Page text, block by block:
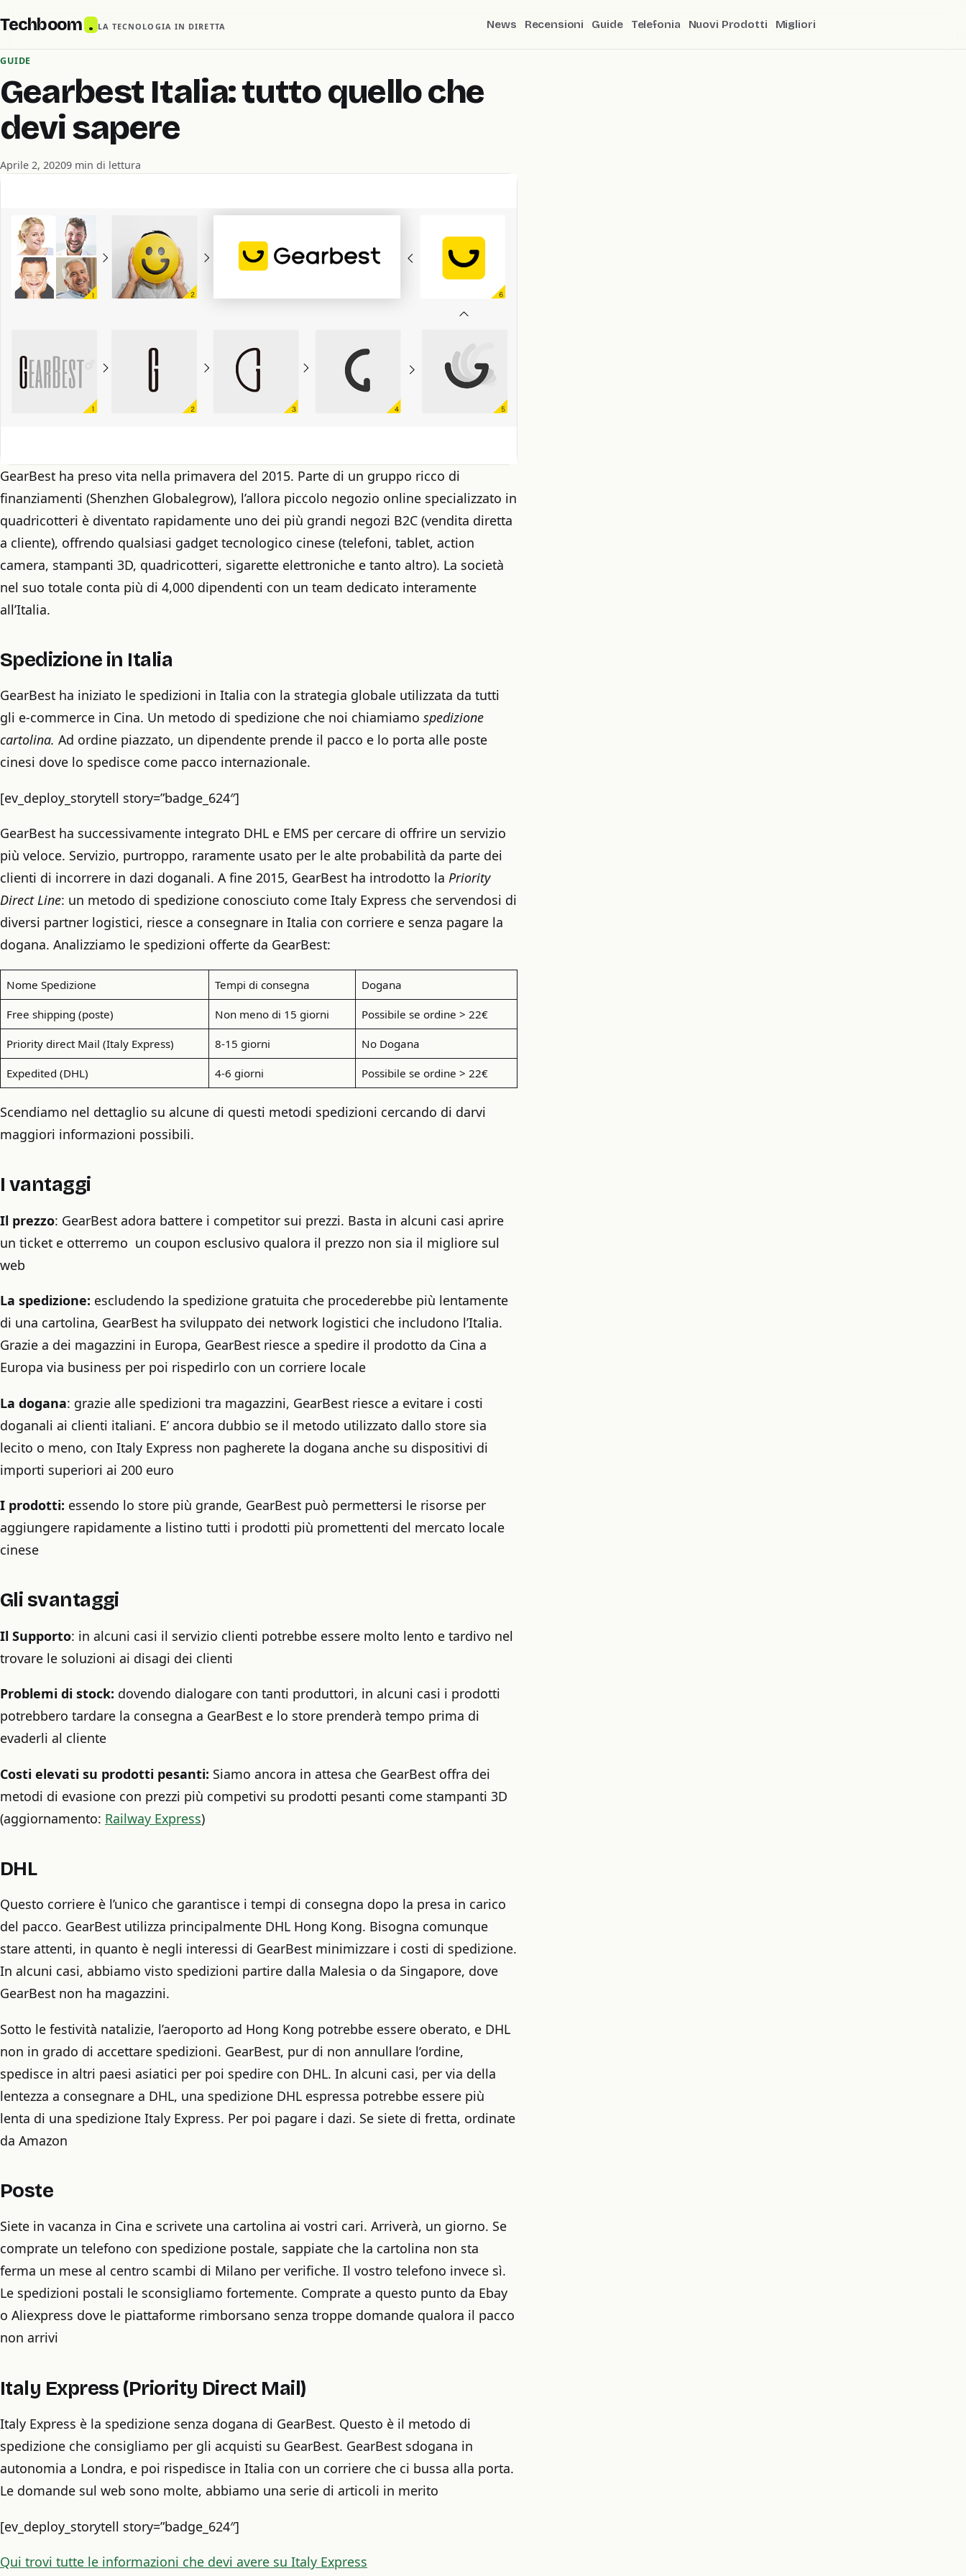
Techboom . LA TECNOLOGIA IN DIRETTA News Recensioni Guide Telefonia Nuovi Prodotti Migliori
GUIDE
Gearbest Italia: tutto quello che
devi sapere
Aprile 2, 20209 min di lettura
GearBest ha preso vita nella primavera del 2015. Parte di un gruppo ricco di
finanziamenti (Shenzhen Globalegrow), l’allora piccolo negozio online specializzato in
quadricotteri è diventato rapidamente uno dei più grandi negozi B2C (vendita diretta
a cliente), offrendo qualsiasi gadget tecnologico cinese (telefoni, tablet, action
camera, stampanti 3D, quadricotteri, sigarette elettroniche e tanto altro). La società
nel suo totale conta più di 4,000 dipendenti con un team dedicato interamente
all’Italia.
Spedizione in Italia
GearBest ha iniziato le spedizioni in Italia con la strategia globale utilizzata da tutti
gli e-commerce in Cina. Un metodo di spedizione che noi chiamiamo spedizione
cartolina. Ad ordine piazzato, un dipendente prende il pacco e lo porta alle poste
cinesi dove lo spedisce come pacco internazionale.
[ev_deploy_storytell story=”badge_624″]
GearBest ha successivamente integrato DHL e EMS per cercare di offrire un servizio
più veloce. Servizio, purtroppo, raramente usato per le alte probabilità da parte dei
clienti di incorrere in dazi doganali. A fine 2015, GearBest ha introdotto la Priority
Direct Line: un metodo di spedizione conosciuto come Italy Express che servendosi di
diversi partner logistici, riesce a consegnare in Italia con corriere e senza pagare la
dogana. Analizziamo le spedizioni offerte da GearBest:
Nome Spedizione Tempi di consegna Dogana
Free shipping (poste) Non meno di 15 giorni Possibile se ordine > 22€
Priority direct Mail (Italy Express) 8-15 giorni No Dogana
Expedited (DHL) 4-6 giorni Possibile se ordine > 22€
Scendiamo nel dettaglio su alcune di questi metodi spedizioni cercando di darvi
maggiori informazioni possibili.
I vantaggi
Il prezzo: GearBest adora battere i competitor sui prezzi. Basta in alcuni casi aprire
un ticket e otterremo un coupon esclusivo qualora il prezzo non sia il migliore sul
web
La spedizione: escludendo la spedizione gratuita che procederebbe più lentamente
di una cartolina, GearBest ha sviluppato dei network logistici che includono l’Italia.
Grazie a dei magazzini in Europa, GearBest riesce a spedire il prodotto da Cina a
Europa via business per poi rispedirlo con un corriere locale
La dogana: grazie alle spedizioni tra magazzini, GearBest riesce a evitare i costi
doganali ai clienti italiani. E’ ancora dubbio se il metodo utilizzato dallo store sia
lecito o meno, con Italy Express non pagherete la dogana anche su dispositivi di
importi superiori ai 200 euro
I prodotti: essendo lo store più grande, GearBest può permettersi le risorse per
aggiungere rapidamente a listino tutti i prodotti più promettenti del mercato locale
cinese
Gli svantaggi
Il Supporto: in alcuni casi il servizio clienti potrebbe essere molto lento e tardivo nel
trovare le soluzioni ai disagi dei clienti
Problemi di stock: dovendo dialogare con tanti produttori, in alcuni casi i prodotti
potrebbero tardare la consegna a GearBest e lo store prenderà tempo prima di
evaderli al cliente
Costi elevati su prodotti pesanti: Siamo ancora in attesa che GearBest offra dei
metodi di evasione con prezzi più competivi su prodotti pesanti come stampanti 3D
(aggiornamento: Railway Express)
DHL
Questo corriere è l’unico che garantisce i tempi di consegna dopo la presa in carico
del pacco. GearBest utilizza principalmente DHL Hong Kong. Bisogna comunque
stare attenti, in quanto è negli interessi di GearBest minimizzare i costi di spedizione.
In alcuni casi, abbiamo visto spedizioni partire dalla Malesia o da Singapore, dove
GearBest non ha magazzini.
Sotto le festività natalizie, l’aeroporto ad Hong Kong potrebbe essere oberato, e DHL
non in grado di accettare spedizioni. GearBest, pur di non annullare l’ordine,
spedisce in altri paesi asiatici per poi spedire con DHL. In alcuni casi, per via della
lentezza a consegnare a DHL, una spedizione DHL espressa potrebbe essere più
lenta di una spedizione Italy Express. Per poi pagare i dazi. Se siete di fretta, ordinate
da Amazon
Poste
Siete in vacanza in Cina e scrivete una cartolina ai vostri cari. Arriverà, un giorno. Se
comprate un telefono con spedizione postale, sappiate che la cartolina non sta
ferma un mese al centro scambi di Milano per verifiche. Il vostro telefono invece sì.
Le spedizioni postali le sconsigliamo fortemente. Comprate a questo punto da Ebay
o Aliexpress dove le piattaforme rimborsano senza troppe domande qualora il pacco
non arrivi
Italy Express (Priority Direct Mail)
Italy Express è la spedizione senza dogana di GearBest. Questo è il metodo di
spedizione che consigliamo per gli acquisti su GearBest. GearBest sdogana in
autonomia a Londra, e poi rispedisce in Italia con un corriere che ci bussa alla porta.
Le domande sul web sono molte, abbiamo una serie di articoli in merito
[ev_deploy_storytell story=”badge_624″]
Qui trovi tutte le informazioni che devi avere su Italy Express